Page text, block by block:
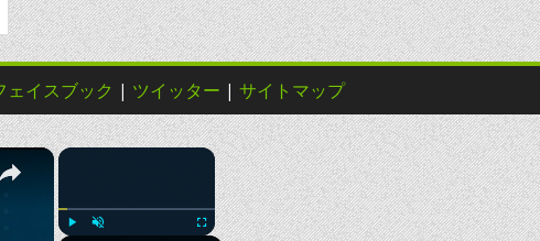
ェイスブック | ツイッター | サイトマップ
×
×